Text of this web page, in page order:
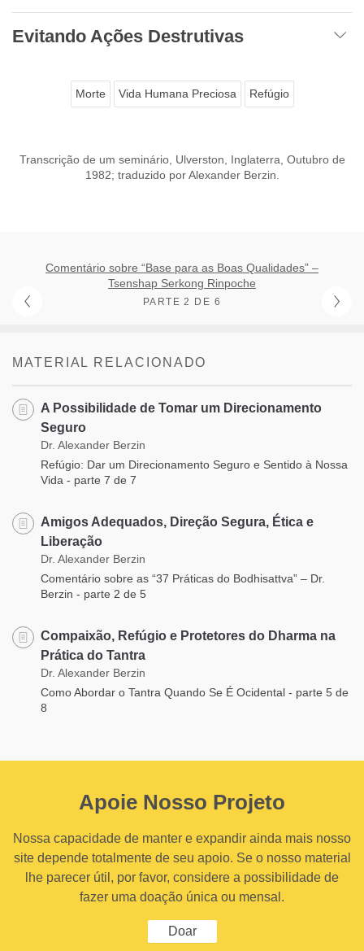
Evitando Ações Destrutivas
Morte Vida Humana Preciosa Refúgio
Transcrição de um seminário, Ulverston, Inglaterra, Outubro de
1982; traduzido por Alexander Berzin.
Comentário sobre “Base para as Boas Qualidades” –
Tsenshap Serkong Rinpoche
PARTE 2 DE 6
MATERIAL RELACIONADO
A Possibilidade de Tomar um Direcionamento
Seguro
Dr. Alexander Berzin
Refúgio: Dar um Direcionamento Seguro e Sentido à Nossa
Vida - parte 7 de 7
Amigos Adequados, Direção Segura, Ética e
Liberação
Dr. Alexander Berzin
Comentário sobre as “37 Práticas do Bodhisattva” – Dr.
Berzin - parte 2 de 5
Compaixão, Refúgio e Protetores do Dharma na
Prática do Tantra
Dr. Alexander Berzin
Como Abordar o Tantra Quando Se É Ocidental - parte 5 de
8
Apoie Nosso Projeto
Nossa capacidade de manter e expandir ainda mais nosso
site depende totalmente de seu apoio. Se o nosso material
lhe parecer útil, por favor, considere a possibilidade de
fazer uma doação única ou mensal.
Doar